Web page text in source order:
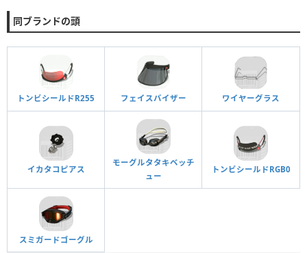
同ブランドの頭
トンビシールドR255 フェイスバイザー ワイヤーグラス
イカタコピアス
モーグルタタキベッチ
ュー
トンビシールドRGB0
スミガードゴーグル